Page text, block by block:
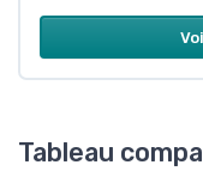
Tableau